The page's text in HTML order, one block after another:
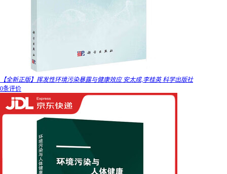
【全新正版】挥发性环境污染暴露与健康效应 安太成,李桂英 科学出版社
0条评价